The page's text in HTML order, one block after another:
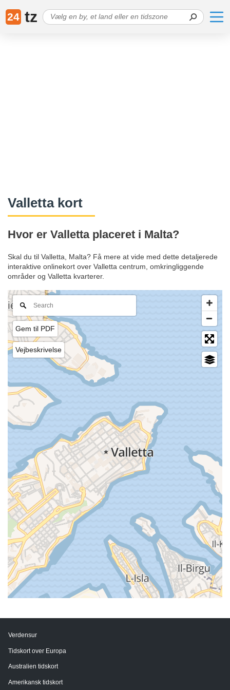
24 tz
Valletta kort
Hvor er Valletta placeret i Malta?
Skal du til Valletta, Malta? Få mere at vide med dette detaljerede
interaktive onlinekort over Valletta centrum, omkringliggende
områder og Valletta kvarterer.
Gem til PDF
Vejbeskrivelse
Verdensur
Tidskort over Europa
Australien tidskort
Amerikansk tidskort